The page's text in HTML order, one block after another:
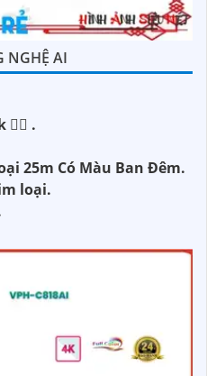
NGHỆ AI
.
25m Có Màu Ban Ðêm.
loại.